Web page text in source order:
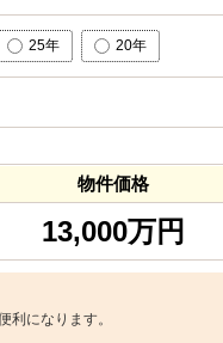
25年 20年
物件価格
13,000万円
利になります。